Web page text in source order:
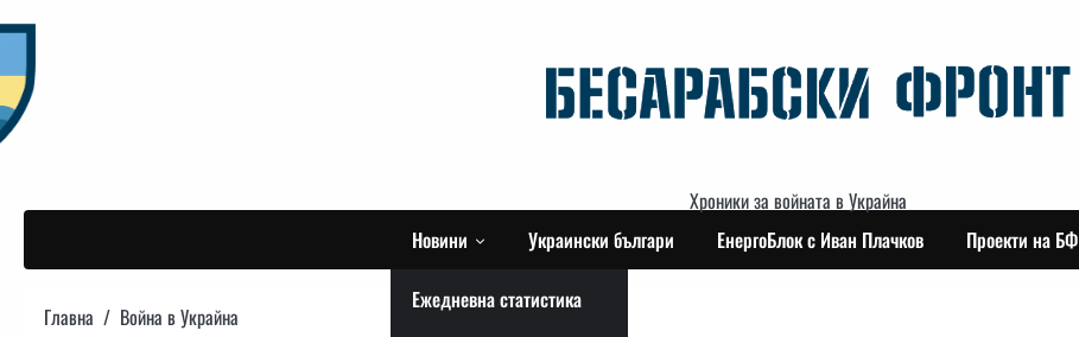
to
content
Хроники за войната в Украйна
Новини
Ежедневна статистика
Украински българи ЕнергоБлок с Иван Плачков Проекти на БФ
Главна Война в Украйна